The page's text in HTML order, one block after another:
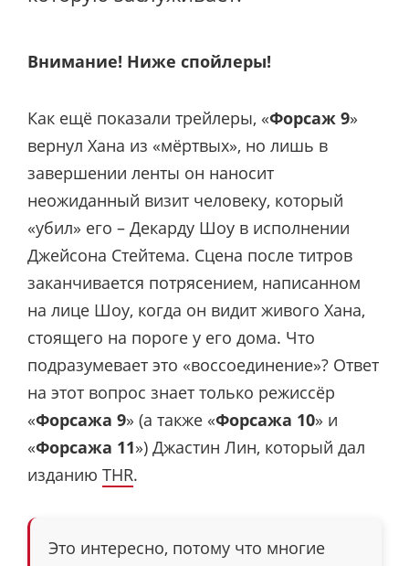
Внимание! Ниже спойлеры!
Как ещё показали трейлеры, «Форсаж 9»
вернул Хана из «мёртвых», но лишь в
завершении ленты он наносит
неожиданный визит человеку, который
«убил» его – Декарду Шоу в исполнении
Джейсона Стейтема. Сцена после титров
заканчивается потрясением, написанном
на лице Шоу, когда он видит живого Хана,
стоящего на пороге у его дома. Что
подразумевает это «воссоединение»? Ответ
на этот вопрос знает только режиссёр
«Форсажа 9» (а также «Форсажа 10» и
«Форсажа 11») Джастин Лин, который дал
изданию THR.
Это интересно, потому что многие